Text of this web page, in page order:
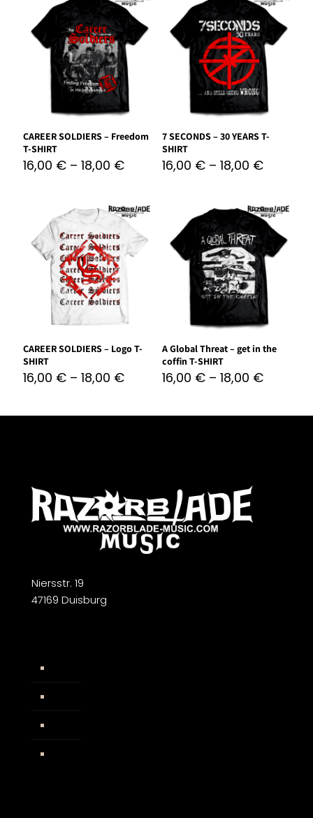
CAREER SOLDIERS – Freedom
T-SHIRT
16,00 € – 18,00 €
7 SECONDS – 30 YEARS T-
SHIRT
16,00 €– 18,00 €
CAREER SOLDIERS – Logo T-
SHIRT
16,00 € – 18,00 €
A Global Threat – get in the
coffin T-SHIRT
16,00 €– 18,00 €
Niersstr. 19
47169 Duisburg